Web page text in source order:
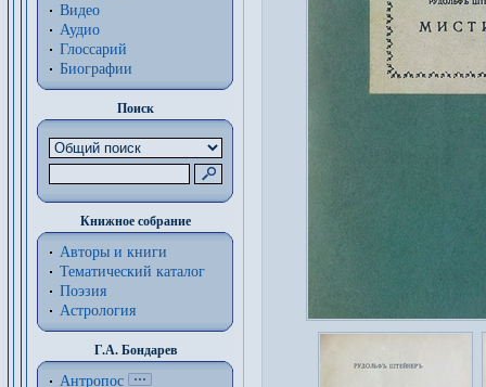
Видео
Аудио
Глоссарий
Биографии
Поиск
Книжное собрание
Авторы и книги
Тематический каталог
Поэзия
Астрология
Г.А. Бондарев
Антропос